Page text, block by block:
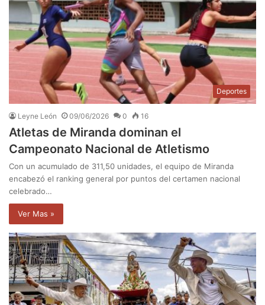
Deportes
Leyne León 09/06/2026 0 16
Atletas de Miranda dominan el
Campeonato Nacional de Atletismo
Con un acumulado de 311,50 unidades, el equipo de Miranda
encabezó el ranking general por puntos del certamen nacional
celebrado…
Ver Mas »